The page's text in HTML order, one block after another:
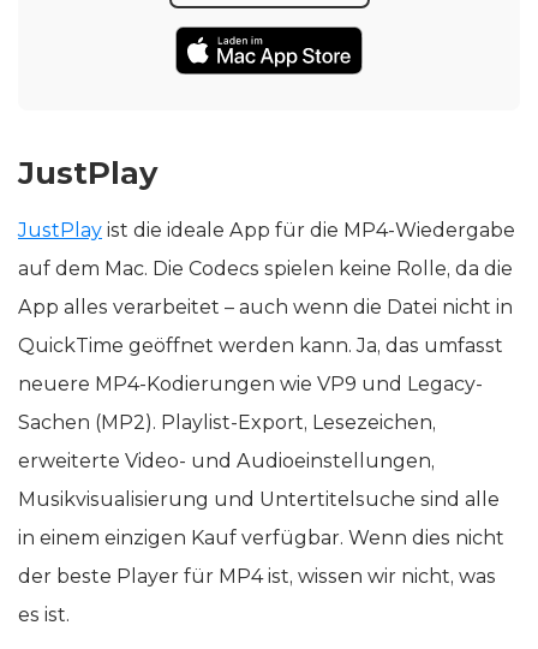
JustPlay
JustPlay ist die ideale App für die MP4-Wiedergabe
auf dem Mac. Die Codecs spielen keine Rolle, da die
App alles verarbeitet – auch wenn die Datei nicht in
QuickTime geöffnet werden kann. Ja, das umfasst
neuere MP4-Kodierungen wie VP9 und Legacy-
Sachen (MP2). Playlist-Export, Lesezeichen,
erweiterte Video- und Audioeinstellungen,
Musikvisualisierung und Untertitelsuche sind alle
in einem einzigen Kauf verfügbar. Wenn dies nicht
der beste Player für MP4 ist, wissen wir nicht, was
es ist.